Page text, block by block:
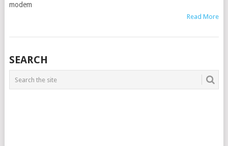
modem
Read More
SEARCH